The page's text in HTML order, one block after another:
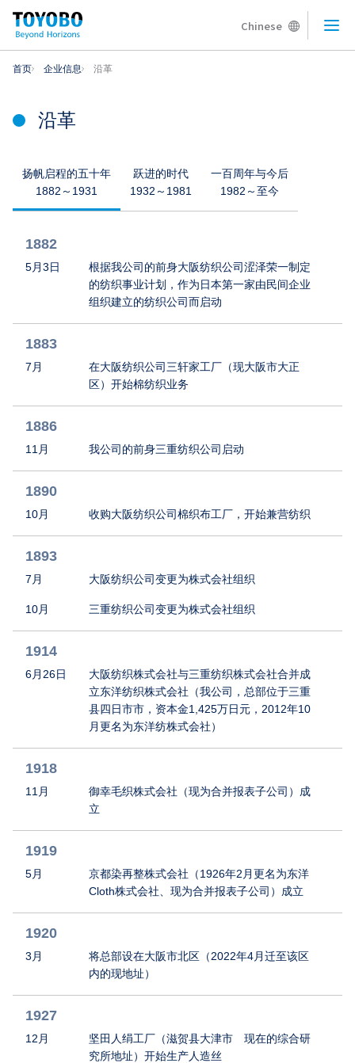
Chinese
首页 企业信息 沿革
沿革
扬帆启程的五十年
1882～1931
跃进的时代
1932～1981
一百周年与今后
1982～至今
1882
5月3日
根据我公司的前身大阪纺织公司涩泽荣一制定
的纺织事业计划，作为日本第一家由民间企业
组织建立的纺织公司而启动
1883
7月
在大阪纺织公司三轩家工厂（现大阪市大正
区）开始棉纺织业务
1886
11月 我公司的前身三重纺织公司启动
1890
10月 收购大阪纺织公司棉织布工厂，开始兼营纺织
1893
7月 大阪纺织公司变更为株式会社组织
10月 三重纺织公司变更为株式会社组织
1914
6月26日
大阪纺织株式会社与三重纺织株式会社合并成
立东洋纺织株式会社（我公司，总部位于三重
县四日市市，资本金1,425万日元，2012年10
月更名为东洋纺株式会社）
1918
11月
御幸毛织株式会社（现为合并报表子公司）成
立
1919
5月
京都染再整株式会社（1926年2月更名为东洋
Cloth株式会社、现为合并报表子公司）成立
1920
3月
将总部设在大阪市北区（2022年4月迁至该区
内的现地址）
1927
12月
坚田人绢工厂（滋贺县大津市 现在的综合研
究所地址）开始生产人造丝